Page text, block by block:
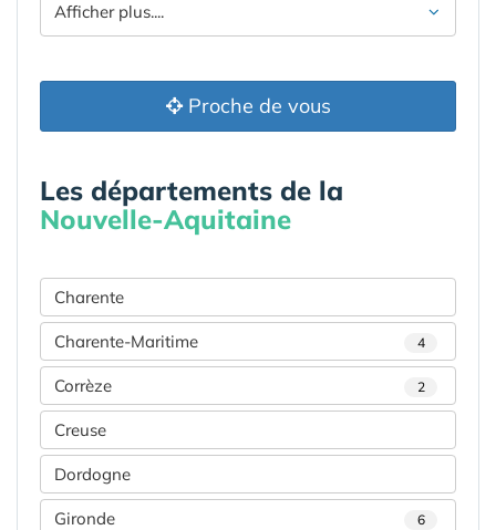
Afficher plus....
Proche de vous
Les départements de la
Nouvelle-Aquitaine
Charente
Charente-Maritime 4
Corrèze 2
Creuse
Dordogne
Gironde 6